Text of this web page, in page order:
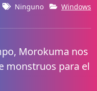
Ninguno
Windows
Morokuma nos
monstruos para el